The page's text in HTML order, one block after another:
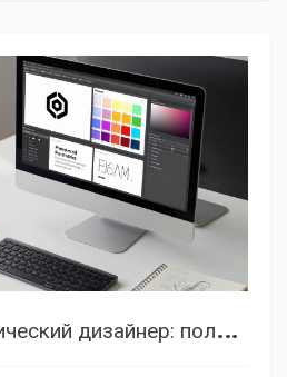
Ч
то делает графический дизайнер: полный список задач и обязанностей